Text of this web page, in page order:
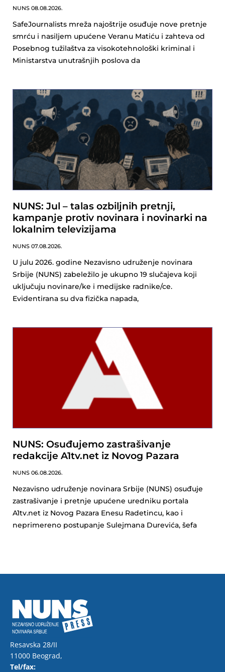
NUNS 08.08.2026.
SafeJournalists mreža najoštrije osuđuje nove pretnje
smrću i nasiljem upućene Veranu Matiću i zahteva od
Posebnog tužilaštva za visokotehnološki kriminal i
Ministarstva unutrašnjih poslova da
NUNS: Jul – talas ozbiljnih pretnji,
kampanje protiv novinara i novinarki na
lokalnim televizijama
NUNS 07.08.2026.
U julu 2026. godine Nezavisno udruženje novinara
Srbije (NUNS) zabeležilo je ukupno 19 slučajeva koji
uključuju novinare/ke i medijske radnike/ce.
Evidentirana su dva fizička napada,
NUNS: Osuđujemo zastrašivanje
redakcije A1tv.net iz Novog Pazara
NUNS 06.08.2026.
Nezavisno udruženje novinara Srbije (NUNS) osuđuje
zastrašivanje i pretnje upućene uredniku portala
A1tv.net iz Novog Pazara Enesu Radetincu, kao i
neprimereno postupanje Sulejmana Durevića, šefa
Resavska 28/II
11000 Beograd,
Tel/fax: